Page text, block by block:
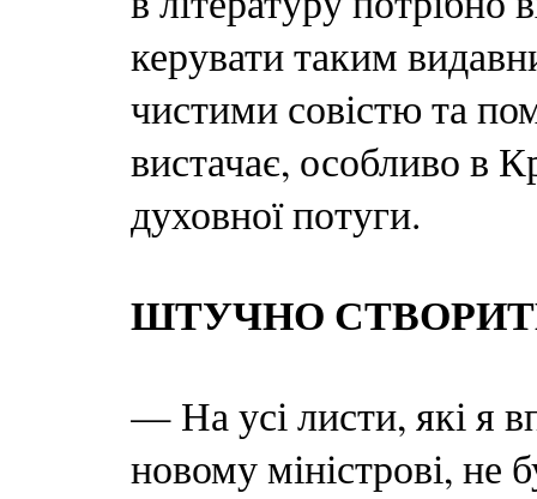
керувати таким
чистими совістю та
вистачає, особливо в
духовної потуги.
ШТУЧНО
— На усі листи, які я
новому міністрові, не